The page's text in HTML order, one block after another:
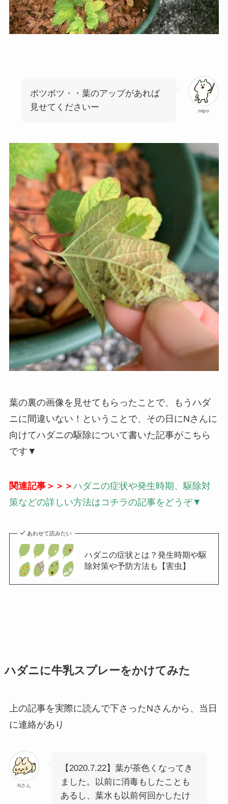
mipo
ボツボツ・・葉のアップがあれば
見せてくださいー
葉の裏の画像を見せてもらったことで、もうハダ
ニに間違いない！ということで、その日にNさんに
向けてハダニの駆除について書いた記事がこちら
です▼
関連記事＞＞＞ハダニの症状や発生時期、駆除対
策などの詳しい方法はコチラの記事をどうぞ▼
あわせて読みたい
ハダニの症状とは？発生時期や駆
除対策や予防方法も【害虫】
ハダニに牛乳スプレーをかけてみた
上の記事を実際に読んで下さったNさんから、当日
に連絡があり
Nさん
【2020.7.22】葉が茶色くなってき
ました。以前に消毒もしたことも
あるし、葉水も以前何回かしたけ